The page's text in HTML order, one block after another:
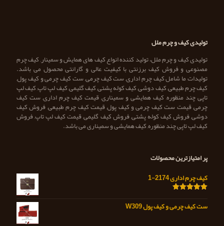
تولیدی کیف و چرم ملل
تولیدی کیف و چرم ملل، تولید کننده انواع کیف های همایش و سمینار, کیف چرم
مصنوعی و فروش کیف برزنتی با کیفیت عالی و گارانتی محصول می باشد.
تولیدات ما شامل کیف چرم اداری, ست کیف چرمی, ست کیف چرمی و کیف پول,
کیف چرم طبیعی, کیف دوشی, کیف کوله پشتی, کیف گلیمی, کیف لپ تاپ, کیف لپ
تاپی چند منظوره, کیف همایشی و سمیناری, قیمت کیف چرم اداری, ست کیف
چرمی, قیمت ست کیف چرمی و کیف پول, قیمت کیف چرم طبیعی, فروش کیف
دوشی, فروش کیف کوله پشتی, فروش کیف گلیمی, قیمت کیف لپ تاپ, فروش
کیف لپ تاپی چند منظوره, کیف همایشی و سمیناری می باشد.
پر امتیازترین محصولات
کیف چرم اداری 2174-1
ست کیف چرمی و کیف پول W309